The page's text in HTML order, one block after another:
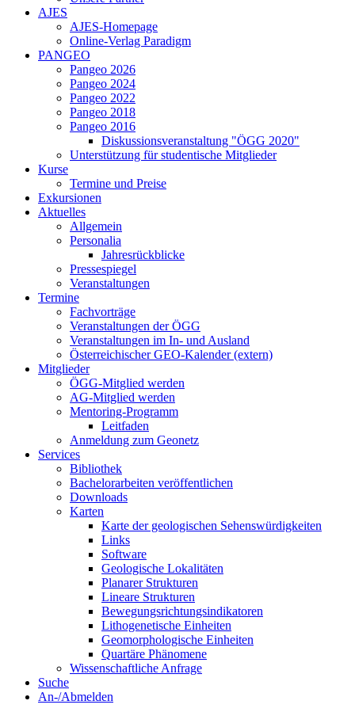
AJES
AJES-Homepage
Online-Verlag Paradigm
PANGEO
Pangeo 2026
Pangeo 2024
Pangeo 2022
Pangeo 2018
Pangeo 2016
Diskussionsveranstaltung "ÖGG 2020"
Unterstützung für studentische Mitglieder
Kurse
Termine und Preise
Exkursionen
Aktuelles
Allgemein
Personalia
Jahresrückblicke
Pressespiegel
Veranstaltungen
Termine
Fachvorträge
Veranstaltungen der ÖGG
Veranstaltungen im In- und Ausland
Österreichischer GEO-Kalender (extern)
Mitglieder
ÖGG-Mitglied werden
AG-Mitglied werden
Mentoring-Programm
Leitfaden
Anmeldung zum Geonetz
Services
Bibliothek
Bachelorarbeiten veröffentlichen
Downloads
Karten
Karte der geologischen Sehenswürdigkeiten
Links
Software
Geologische Lokalitäten
Planarer Strukturen
Lineare Strukturen
Bewegungsrichtungsindikatoren
Lithogenetische Einheiten
Geomorphologische Einheiten
Quartäre Phänomene
Wissenschaftliche Anfrage
Suche
An-/Abmelden